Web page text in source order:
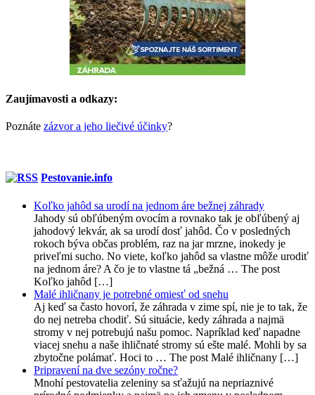
Zaujímavosti a odkazy:
Poznáte zázvor a jeho liečivé účinky?
Pestovanie.info
Koľko jahôd sa urodí na jednom áre bežnej záhrady
Jahody sú obľúbeným ovocím a rovnako tak je obľúbený aj
jahodový lekvár, ak sa urodí dosť jahôd. Čo v posledných
rokoch býva občas problém, raz na jar mrzne, inokedy je
priveľmi sucho. No viete, koľko jahôd sa vlastne môže urodiť
na jednom áre? A čo je to vlastne tá „bežná … The post
Koľko jahôd […]
Malé ihličnany je potrebné omiesť od snehu
Aj keď sa často hovorí, že záhrada v zime spí, nie je to tak, že
do nej netreba chodiť. Sú situácie, kedy záhrada a najmä
stromy v nej potrebujú našu pomoc. Napríklad keď napadne
viacej snehu a naše ihličnaté stromy sú ešte malé. Mohli by sa
zbytočne polámať. Hoci to … The post Malé ihličnany […]
Pripravení na dve sezóny ročne?
Mnohí pestovatelia zeleniny sa sťažujú na nepriaznivé